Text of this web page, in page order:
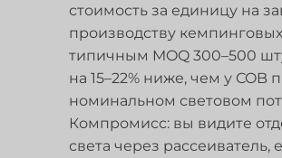
стоимость за единицу на
производству
типичным MOQ 300–500
на 15–22% ниже, чем у COB
номинальном световом
Компромисс: вы видите
света через рассеиватель,